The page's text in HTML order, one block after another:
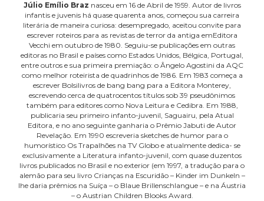
Júlio Emílio Braz nasceu em 16 de Abril de 1959. Autor de livros
infantis e juvenis há quase quarenta anos, começou sua carreira
literária de maneira curiosa: desempregado, aceitou convite para
escrever roteiros para as revistas de terror da antiga emEditora
Vecchi em outubro de 1980. Seguiu-se publicações em outras
editoras no Brasil e países como Estados Unidos, Bélgica, Portugal,
entre outros e sua primeira premiação: o Ângelo Agostini da AQC
como melhor roteirista de quadrinhos de 1986. Em 1983 começa a
escrever Bolsilivros de bang bang para a Editora Monterey,
escrevendo cerca de quatrocentos títulos sob 39 pseudônimos
também para editores como Nova Leitura e Cedibra. Em 1988,
publicaria seu primeiro infanto-juvenil, Saguairu, pela Atual
Editora, e no ano seguinte ganharia o Prêmio Jabuti de Autor
Revelação. Em 1990 escreveria sketches de humor para o
humorístico Os Trapalhões na TV Globo e atualmente dedica- se
exclusivamente a Literatura infanto-juvenil, com quase duzentos
livros publicados no Brasil e no exterior (em 1997, a tradução para o
alemão para seu livro Crianças na Escuridão – Kinder im Dunkeln –
lhe daria prêmios na Suíça – o Blaue Brillenschlangue – e na Áustria
– o Austrian Children Blooks Award.